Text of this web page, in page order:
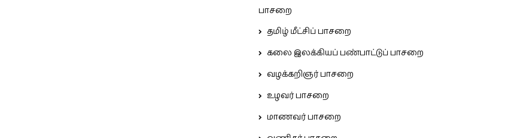
பாசறை
தமிழ் மீட்சிப் பாசறை
கலை இலக்கியப் பண்பாட்டுப் பாசறை
வழக்கறிஞர் பாசறை
உழவர் பாசறை
மாணவர் பாசறை